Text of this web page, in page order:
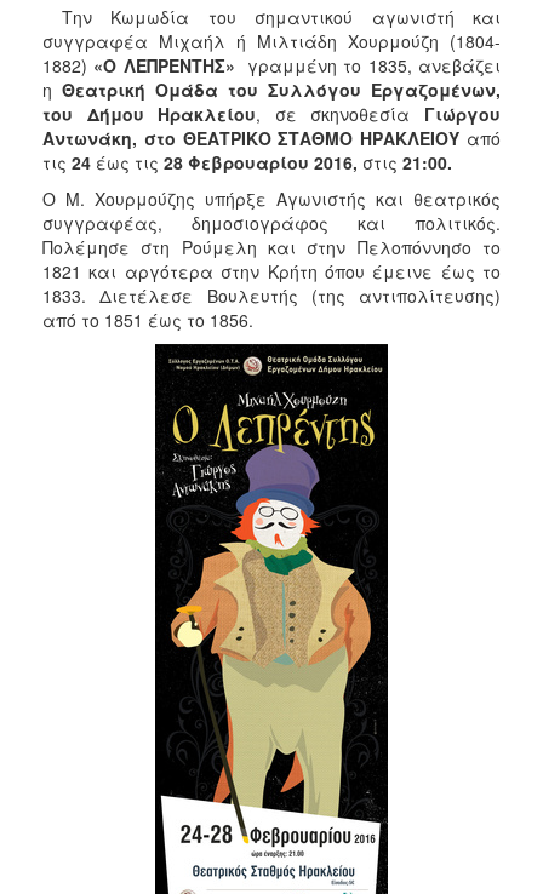
ΤΟΠΟΣ
ΠΟΛΙΤΙΣΜΟΣ
ΑΝΘΕΚΤΙΚΗ
ΠΟΛΗ
Την Κωμωδία του σημαντικού αγωνιστή και
συγγραφέα Μιχαήλ ή Μιλτιάδη Χουρμούζη (1804-
1882) «Ο ΛΕΠΡΕΝΤΗΣ» γραμμένη το 1835, ανεβάζει
η Θεατρική Ομάδα του Συλλόγου Εργαζομένων,
του Δήμου Ηρακλείου, σε σκηνοθεσία Γιώργου
Αντωνάκη, στο ΘΕΑΤΡΙΚΟ ΣΤΑΘΜΟ ΗΡΑΚΛΕΙΟΥ από
τις 24 έως τις 28 Φεβρουαρίου 2016, στις 21:00.
Ο Μ. Χουρμούζης υπήρξε Αγωνιστής και θεατρικός
συγγραφέας, δημοσιογράφος και πολιτικός.
Πολέμησε στη Ρούμελη και στην Πελοπόννησο το
1821 και αργότερα στην Κρήτη όπου έμεινε έως το
1833. Διετέλεσε Βουλευτής (της αντιπολίτευσης)
από το 1851 έως το 1856.